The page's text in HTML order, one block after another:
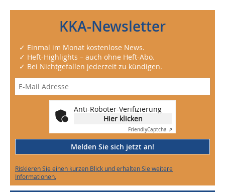
KKA-Newsletter
✓ Einmal im Monat kostenlose News.
✓ Heft-Highlights – auch ohne Heft-Abo.
✓ Bei Nichtgefallen jederzeit zu kündigen.
Anti-Roboter-Verifizierung
Hier klicken
FriendlyCaptcha ⇗
Melden Sie sich jetzt an!
Riskieren Sie einen kurzen Blick und erhalten Sie weitere
Informationen.